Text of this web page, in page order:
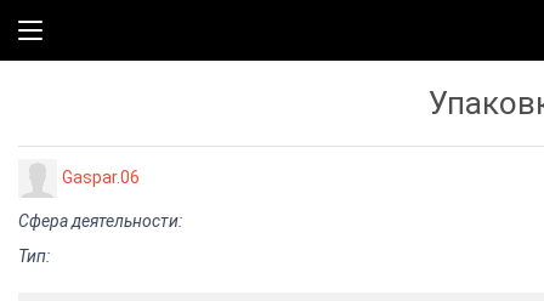
Gaspar.06
Сфера деятельности:
Тип: